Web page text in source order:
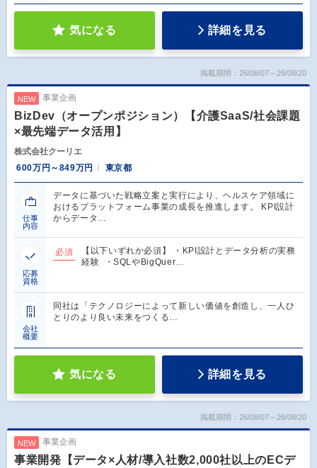
気になる 詳細を見る
掲載期間：26/08/07～26/08/20
NEW 事業企画
BizDev（オープンポジション）【介護SaaS/社会課題
×最先端データ活用】
株式会社クーリエ
600万円～849万円
東京都
仕事
内容
データに基づいた戦略立案と実行により、ヘルスケア領域に
おけるプラットフォーム事業の成長を推進します。 KPI設計
からデータ…
応募
資格
必須
【以下いずれか必須】 ・KPI設計とデータ分析の実務
経験 ・SQLやBigQuer…
会社
概要
同社は「テクノロジーによって新しい価値を創造し、一人ひ
とりのより良い未来をつくる…
気になる 詳細を見る
掲載期間：26/08/07～26/08/20
NEW 事業企画
事業開発【データ×人材/導入社数2,000社以上のECデ